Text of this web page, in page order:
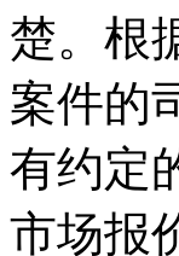
楚。根
案件的
有约定
市场报